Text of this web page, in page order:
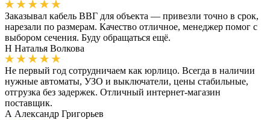
Заказывал кабель ВВГ для объекта — привезли точно в срок,
нарезали по размерам. Качество отличное, менеджер помог с
выбором сечения. Буду обращаться ещё.
Н Наталья Волкова
Не первый год сотрудничаем как юрлицо. Всегда в наличии
нужные автоматы, УЗО и выключатели, цены стабильные,
отгрузка без задержек. Отличный интернет-магазин
поставщик.
А Александр Григорьев